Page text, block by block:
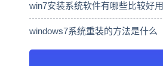
win7安装系统软件有哪些比较好用
windows7系统重装的方法是什么